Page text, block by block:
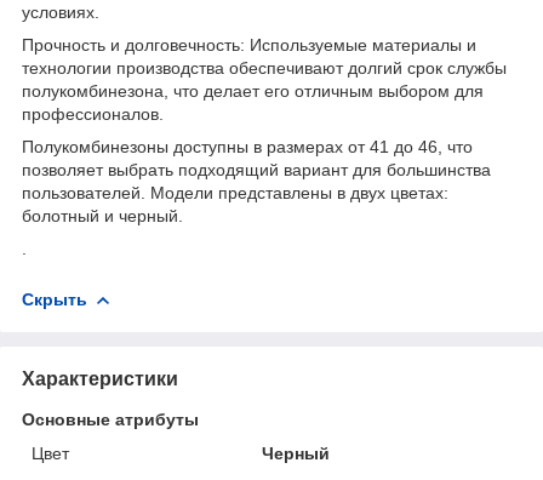
условиях.
Прочность и долговечность: Используемые материалы и
технологии производства обеспечивают долгий срок службы
полукомбинезона, что делает его отличным выбором для
профессионалов.
Полукомбинезоны доступны в размерах от 41 до 46, что
позволяет выбрать подходящий вариант для большинства
пользователей. Модели представлены в двух цветах:
болотный и черный.
Скрыть
Характеристики
Основные атрибуты
Цвет
Черный